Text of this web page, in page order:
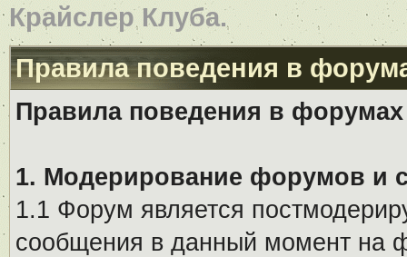
Крайслер Клуба.
Правила поведения в
Правила поведения в
1. Модерирование форумов и
1.1 Форум является
сообщения в данный момент на